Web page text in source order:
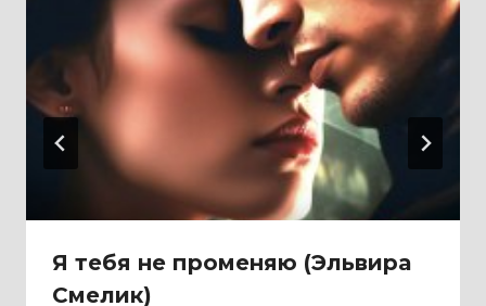
Я тебя не променяю (Эльвира
Смелик)